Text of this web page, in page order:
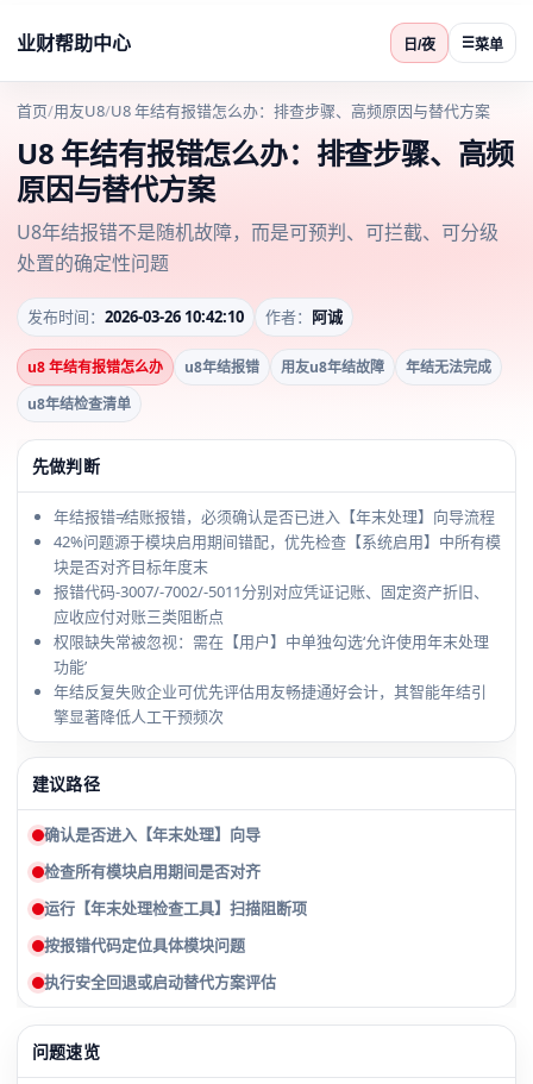
业财帮助中心 日/夜 ☰菜单
首页/用友U8/U8 年结有报错怎么办：排查步骤、高频原因与替代方案
U8 年结有报错怎么办：排查步骤、高频
原因与替代方案
U8年结报错不是随机故障，而是可预判、可拦截、可分级
处置的确定性问题
发布时间： 2026-03-26 10:42:10 作者： 阿诚
u8 年结有报错怎么办 u8年结报错 用友u8年结故障
年结无法完成
u8年结检查清单
先做判断
年结报错≠结账报错，必须确认是否已进入【年末处理】向导流程
42%问题源于模块启用期间错配，优先检查【系统启用】中所有模
块是否对齐目标年度末
报错代码-3007/-7002/-5011分别对应凭证记账、固定资产折旧、
应收应付对账三类阻断点
权限缺失常被忽视：需在【用户】中单独勾选‘允许使用年末处理
功能’
年结反复失败企业可优先评估用友畅捷通好会计，其智能年结引
擎显著降低人工干预频次
建议路径
确认是否进入【年末处理】向导
检查所有模块启用期间是否对齐
运行【年末处理检查工具】扫描阻断项
按报错代码定位具体模块问题
执行安全回退或启动替代方案评估
问题速览